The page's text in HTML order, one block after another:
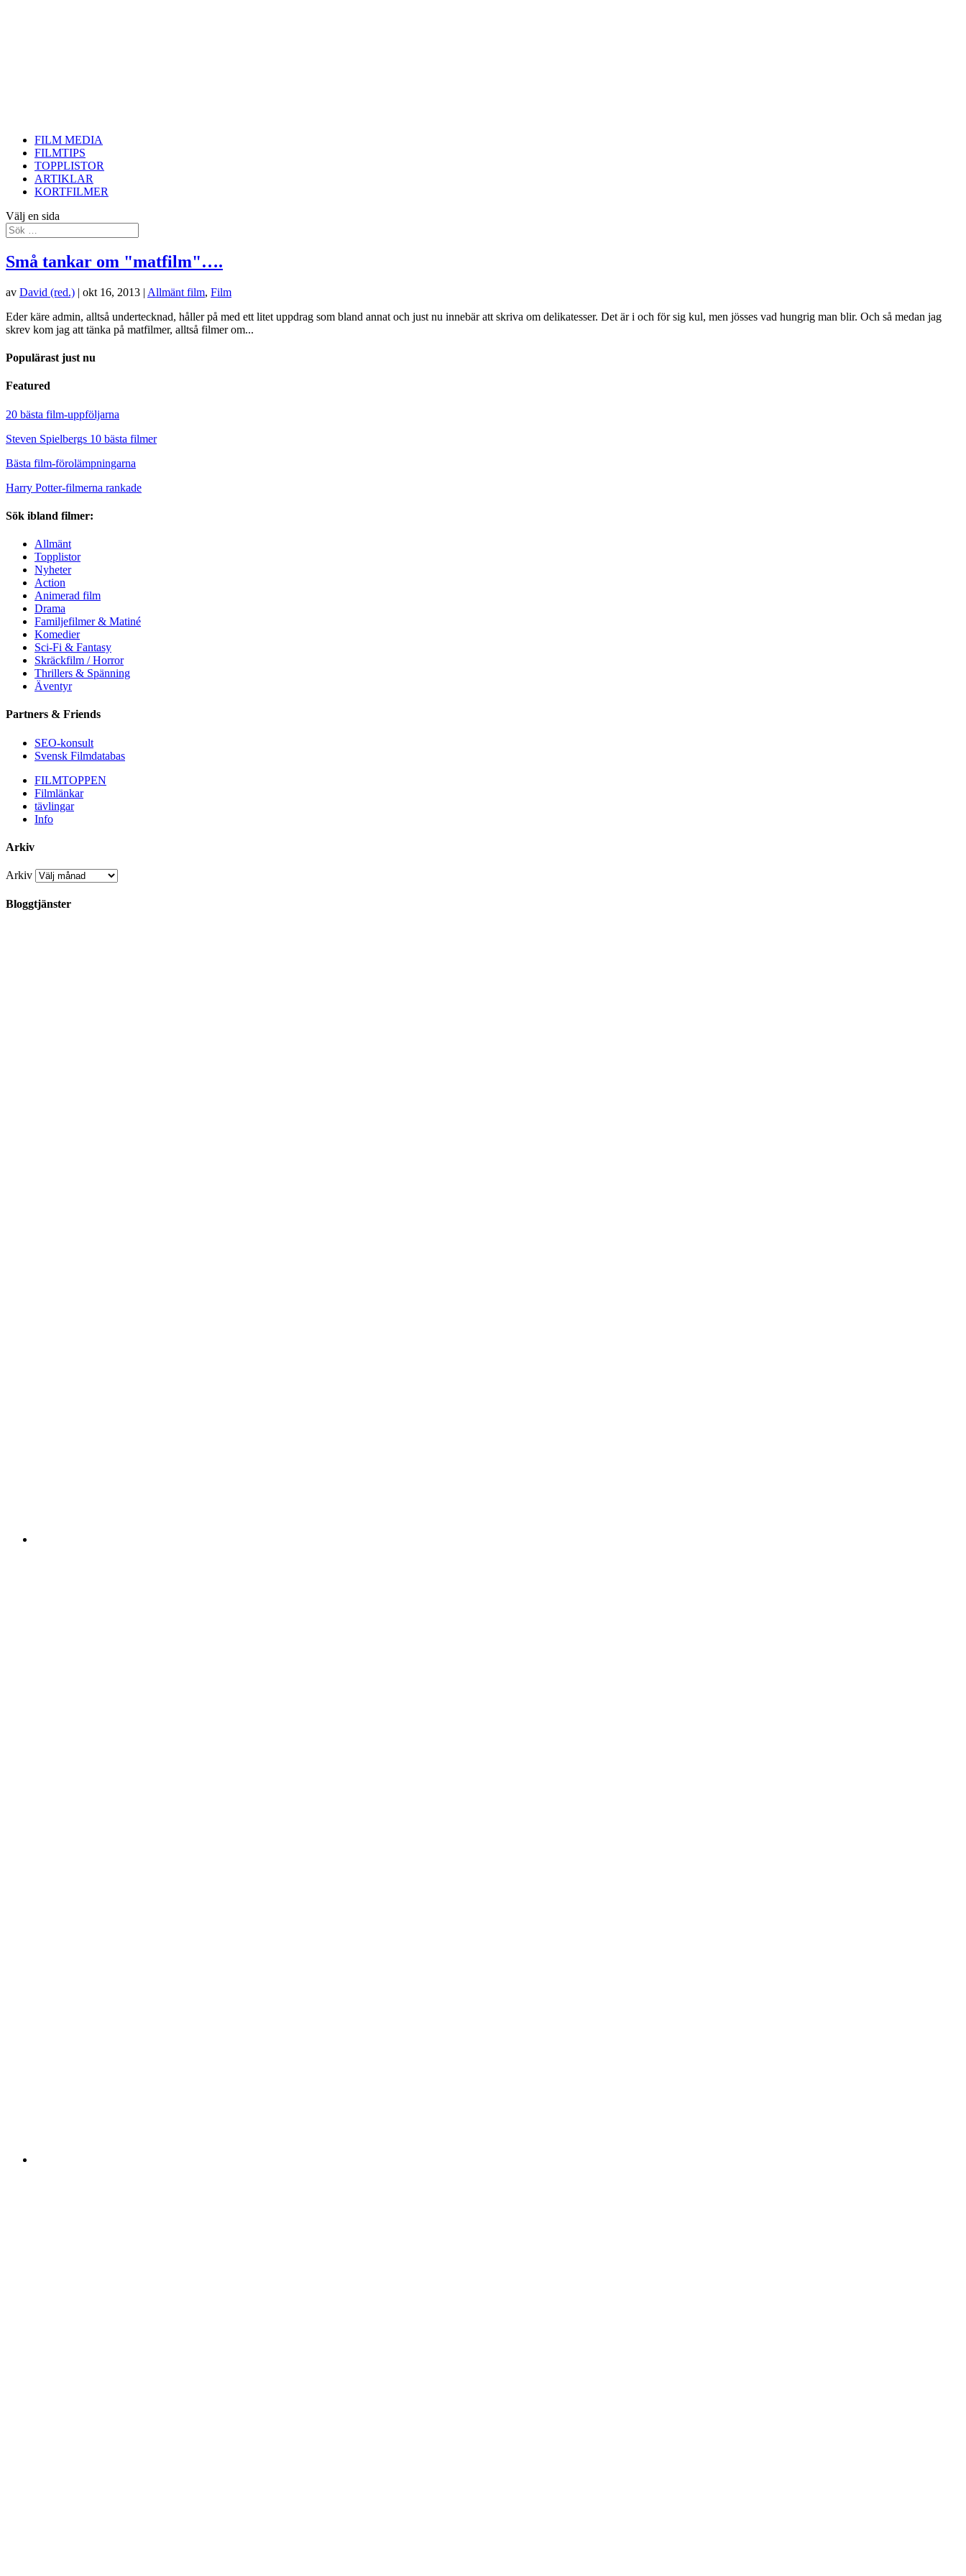
FILM MEDIA
FILMTIPS
TOPPLISTOR
ARTIKLAR
KORTFILMER
Välj en sida
Små tankar om "matfilm"….
av David (red.) | okt 16, 2013 | Allmänt film, Film
Eder käre admin, alltså undertecknad, håller på med ett litet uppdrag som bland annat och just nu innebär att skriva om delikatesser. Det är i och för sig kul, men jösses vad hungrig man blir. Och så medan jag
skrev kom jag att tänka på matfilmer, alltså filmer om...
Populärast just nu
Featured
20 bästa film-uppföljarna
Steven Spielbergs 10 bästa filmer
Bästa film-förolämpningarna
Harry Potter-filmerna rankade
Sök ibland filmer:
Allmänt
Topplistor
Nyheter
Action
Animerad film
Drama
Familjefilmer & Matiné
Komedier
Sci-Fi & Fantasy
Skräckfilm / Horror
Thrillers & Spänning
Äventyr
Partners & Friends
SEO-konsult
Svensk Filmdatabas
FILMTOPPEN
Filmlänkar
tävlingar
Info
Arkiv
Arkiv
Bloggtjänster